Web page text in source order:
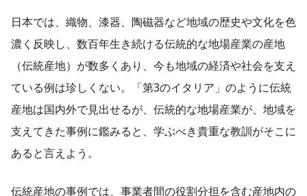
日本では、織物、漆器、陶磁器など地域の歴史や文化を色
濃く反映し、数百年生き続ける伝統的な地場産業の産地
（伝統産地）が数多くあり、今も地域の経済や社会を支え
ている例は珍しくない。「第3のイタリア」のように伝統
産地は国内外で見出せるが、伝統的な地場産業が、地域を
支えてきた事例に鑑みると、学ぶべき貴重な教訓がそこに
あると言えよう。
伝統産地の事例では、事業者間の役割分担を含む産地内の